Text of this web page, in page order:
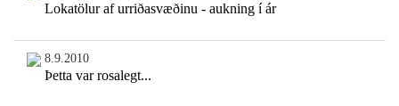
Lokatölur af urriðasvæðinu - aukning í ár
8.9.2010
Þetta var rosalegt...